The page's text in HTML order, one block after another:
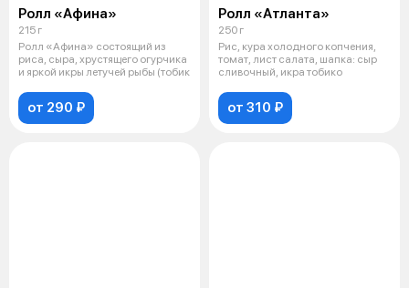
Ролл «Афина»
215 г
Ролл «Афина» состоящий из
риса, сыра, хрустящего огурчика
и яркой икры летучей рыбы (тобик
от 290 ₽
Ролл «Атланта»
250 г
Рис, кура холодного копчения,
томат, лист салата, шапка: сыр
сливочный, икра тобико
от 310 ₽